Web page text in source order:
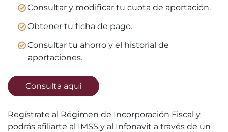
Consultar y modificar tu cuota de aportación.
Obtener tu ficha de pago.
Consultar tu ahorro y el historial de
aportaciones.
Consulta aquí
Regístrate al Régimen de Incorporación Fiscal y
podrás afiliarte al IMSS y al Infonavit a través de un